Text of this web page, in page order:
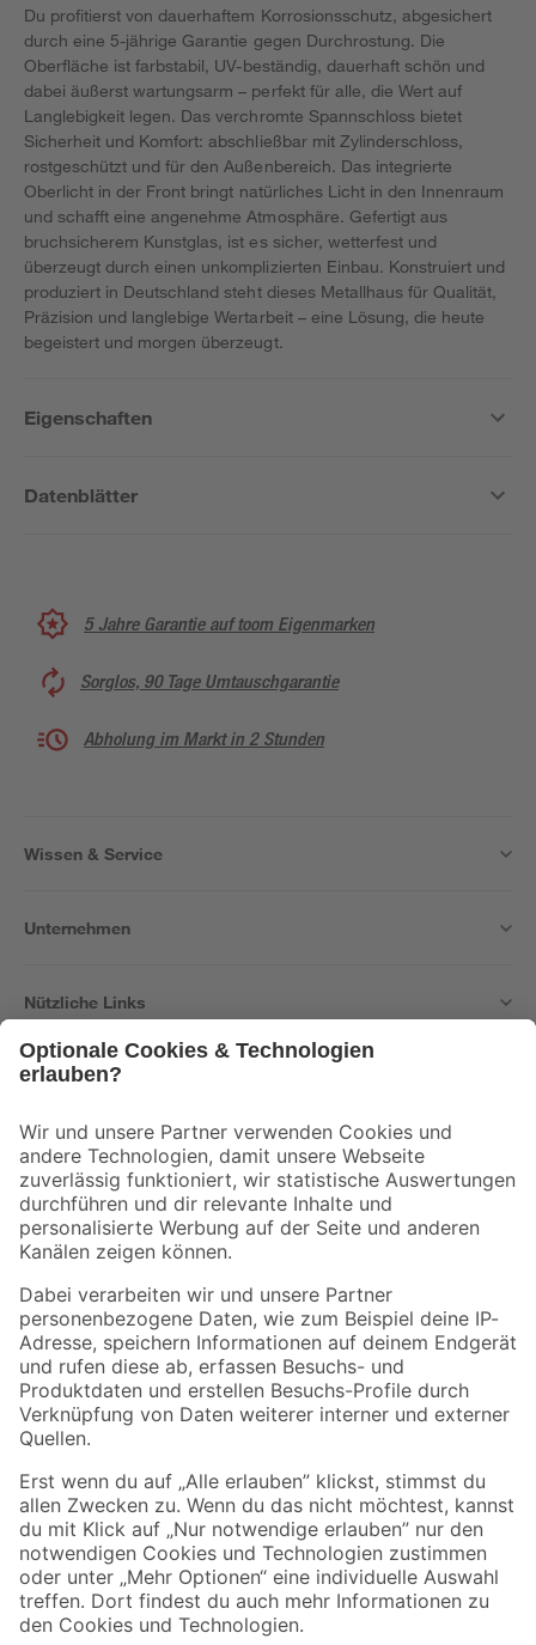
Du profitierst von dauerhaftem Korrosionsschutz, abgesichert
durch eine 5-jährige Garantie gegen Durchrostung. Die
Oberfläche ist farbstabil, UV-beständig, dauerhaft schön und
dabei äußerst wartungsarm – perfekt für alle, die Wert auf
Langlebigkeit legen. Das verchromte Spannschloss bietet
Sicherheit und Komfort: abschließbar mit Zylinderschloss,
rostgeschützt und für den Außenbereich. Das integrierte
Oberlicht in der Front bringt natürliches Licht in den Innenraum
und schafft eine angenehme Atmosphäre. Gefertigt aus
bruchsicherem Kunstglas, ist es sicher, wetterfest und
überzeugt durch einen unkomplizierten Einbau. Konstruiert und
produziert in Deutschland steht dieses Metallhaus für Qualität,
Präzision und langlebige Wertarbeit – eine Lösung, die heute
begeistert und morgen überzeugt.
Eigenschaften
Datenblätter
5 Jahre Garantie auf toom Eigenmarken
Sorglos, 90 Tage Umtauschgarantie
Abholung im Markt in 2 Stunden
Wissen & Service
Unternehmen
Nützliche Links
Der toom Newsletter: Keine Angebote und Aktionen mehr verpassen!
Zur Newsletter Anmeldung
Folge uns
Zahlungsarten Versandarten
Sicher einkaufen
Jetzt die toom-App herunterladen